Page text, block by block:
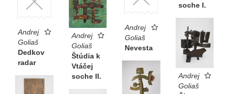
soche I.
Andrej
Goliaš
Štúdia k
Vtáčej
soche II.
Andrej
Goliaš
Nevesta
Andrej
Goliaš
Dedkov
radar
Andrej
Goliaš